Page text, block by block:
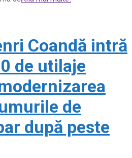
Coandă intră
de utilaje
de
după peste